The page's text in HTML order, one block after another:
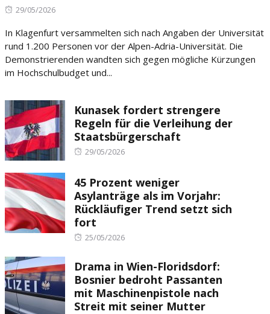
Posted
29/05/2026
In Klagenfurt versammelten sich nach Angaben der Universität
rund 1.200 Personen vor der Alpen-Adria-Universität. Die
Demonstrierenden wandten sich gegen mögliche Kürzungen
im Hochschulbudget und...
Kunasek fordert strengere
Regeln für die Verleihung der
Staatsbürgerschaft
Posted
29/05/2026
45 Prozent weniger
Asylanträge als im Vorjahr:
Rückläufiger Trend setzt sich
fort
Posted
25/05/2026
Drama in Wien-Floridsdorf:
Bosnier bedroht Passanten
mit Maschinenpistole nach
Streit mit seiner Mutter